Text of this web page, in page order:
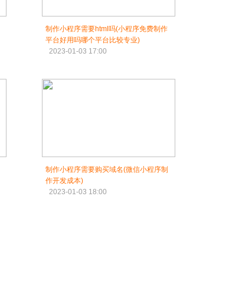
制作小程序需要html吗(小程序免费制作
平台好用吗哪个平台比较专业)
2023-01-03 17:00
制作小程序需要购买域名(微信小程序制
作开发成本)
2023-01-03 18:00